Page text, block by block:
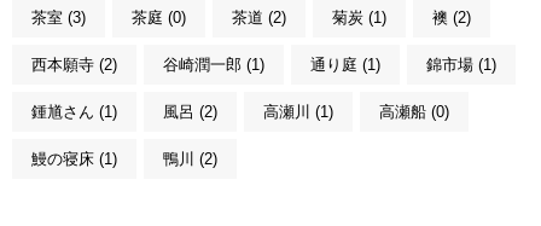
茶室 (3) 茶庭 (0) 茶道 (2) 菊炭 (1) 襖 (2)
西本願寺 (2) 谷崎潤一郎 (1) 通り庭 (1) 錦市場 (1)
鍾馗さん (1) 風呂 (2) 高瀬川 (1) 高瀬船 (0)
鰻の寝床 (1) 鴨川 (2)